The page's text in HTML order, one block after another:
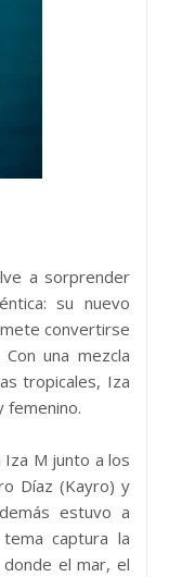
a sorprender
su nuevo
convertirse
una mezcla
tropicales, Iza
femenino.
Iza M junto a los
Díaz (Kayro) y
estuvo a
captura la
donde el mar, el